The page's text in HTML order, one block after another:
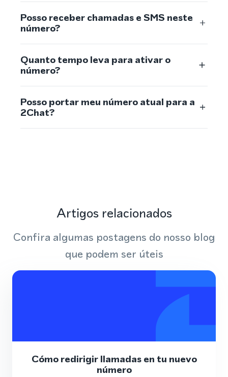
Posso receber chamadas e SMS neste
número?
Quanto tempo leva para ativar o
número?
Posso portar meu número atual para a
2Chat?
Artigos relacionados
Confira algumas postagens do nosso blog
que podem ser úteis
Cómo redirigir llamadas en tu nuevo
número